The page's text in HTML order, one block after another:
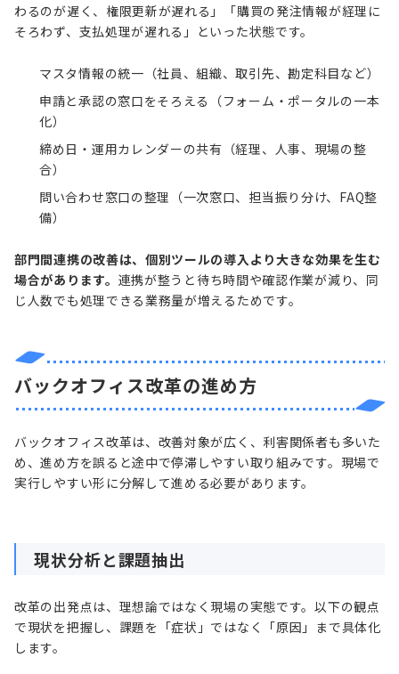
わるのが遅く、権限更新が遅れる」「購買の発注情報が経理に
そろわず、支払処理が遅れる」といった状態です。
マスタ情報の統一（社員、組織、取引先、勘定科目など）
申請と承認の窓口をそろえる（フォーム・ポータルの一本
化）
締め日・運用カレンダーの共有（経理、人事、現場の整
合）
問い合わせ窓口の整理（一次窓口、担当振り分け、FAQ整
備）
部門間連携の改善は、個別ツールの導入より大きな効果を生む
場合があります。 連携が整うと待ち時間や確認作業が減り、同
じ人数でも処理できる業務量が増えるためです。
バックオフィス改革の進め方
バックオフィス改革は、改善対象が広く、利害関係者も多いた
め、進め方を誤ると途中で停滞しやすい取り組みです。現場で
実行しやすい形に分解して進める必要があります。
現状分析と課題抽出
改革の出発点は、理想論ではなく現場の実態です。以下の観点
で現状を把握し、課題を「症状」ではなく「原因」まで具体化
します。